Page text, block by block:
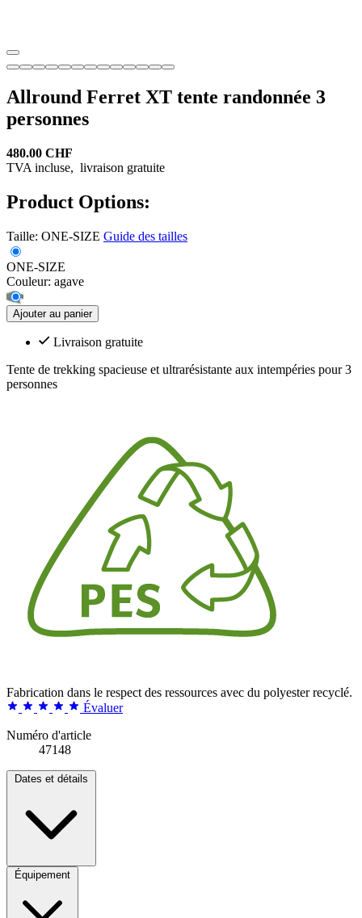
Allround Ferret XT tente randonnée 3
personnes
480.00 CHF
TVA incluse, livraison gratuite
Product Options:
Taille: ONE-SIZE Guide des tailles
ONE-SIZE
Couleur: agave
Ajouter au panier
Livraison gratuite
Tente de trekking spacieuse et ultrarésistante aux intempéries pour 3
personnes
Fabrication dans le respect des ressources avec du polyester recyclé.
Évaluer
Numéro d'article
47148
Dates et détails
Équipement